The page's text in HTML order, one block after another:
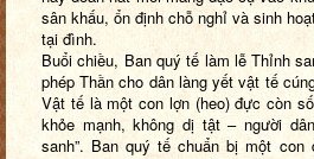
sân khấu, ổn định chỗ nghỉ và sinh
tại đình.
Buổi chiều, Ban quý tế làm lễ Thỉnh
phép Thần cho dân làng yết vật tế
Vật tế là một con lợn (heo) đực còn
khỏe mạnh, không dị tật – người
sanh”. Ban quý tế chuẩn bị một